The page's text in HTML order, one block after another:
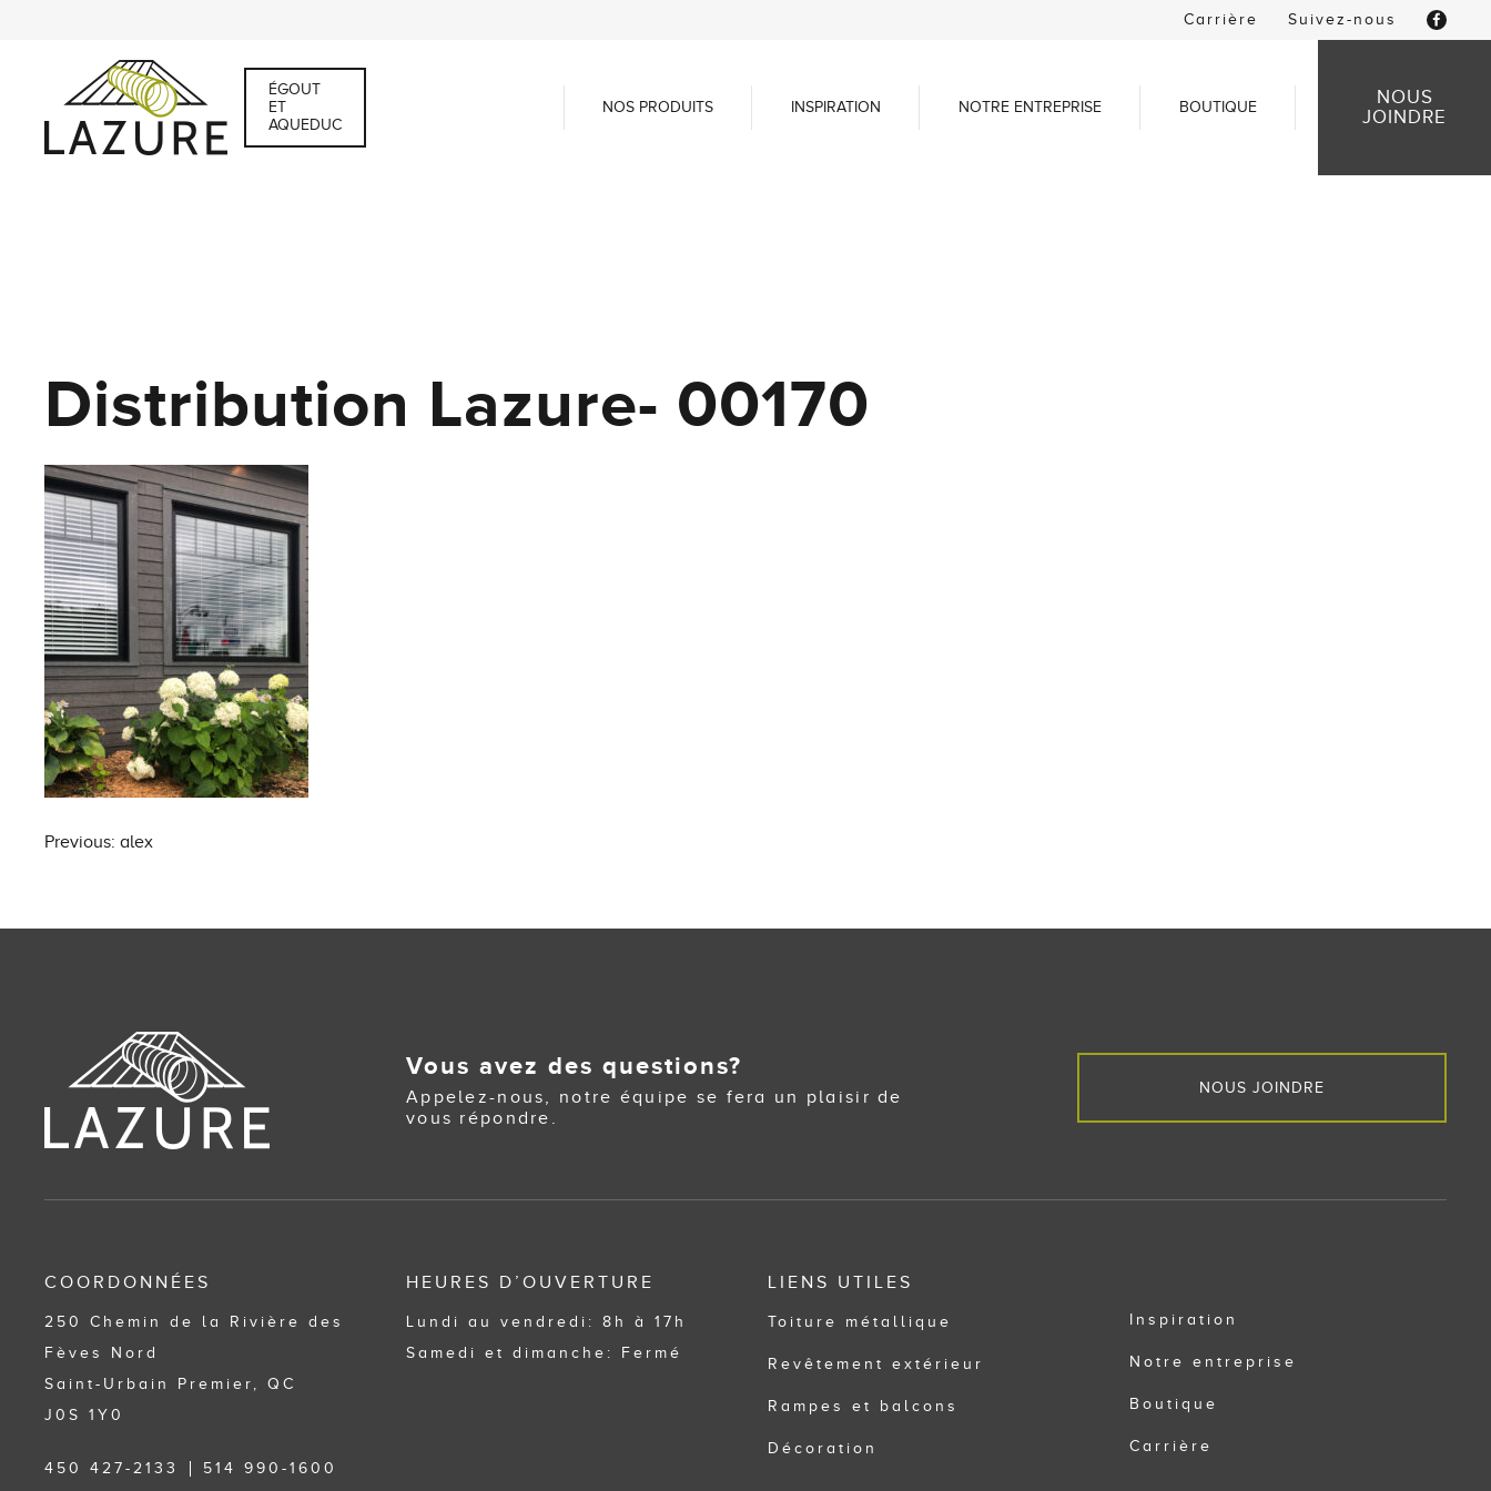
Carrière Suivez-nous
ÉGOUT
ET
AQUEDUC
NOS PRODUITS INSPIRATION NOTRE ENTREPRISE BOUTIQUE
NOUS
JOINDRE
Distribution Lazure- 00170
Post
Previous: alex
Vous avez des questions?
Appelez-nous, notre équipe se fera un plaisir de
vous répondre.
NOUS JOINDRE
COORDONNÉES
250 Chemin de la Rivière des
Fèves Nord
Saint-Urbain Premier, QC
J0S 1Y0
450 427-2133 514 990-1600
HEURES D’OUVERTURE
Lundi au vendredi: 8h à 17h
Samedi et dimanche: Fermé
LIENS UTILES
Toiture métallique
Revêtement extérieur
Rampes et balcons
Décoration
Inspiration
Notre entreprise
Boutique
Carrière